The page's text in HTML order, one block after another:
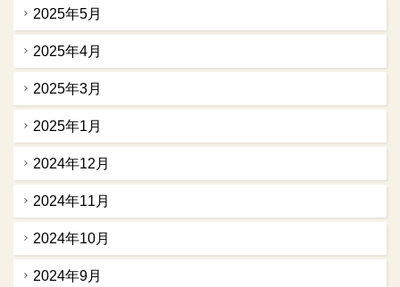
2025年5月
2025年4月
2025年3月
2025年1月
2024年12月
2024年11月
2024年10月
2024年9月